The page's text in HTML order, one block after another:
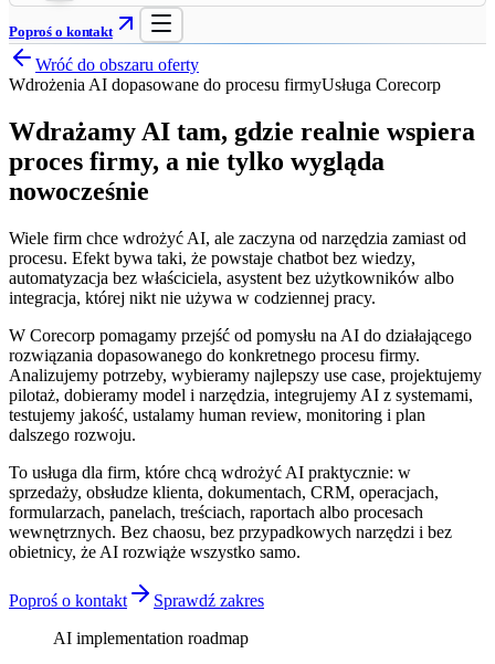
Poproś o kontakt
Wróć do obszaru oferty
Wdrożenia AI dopasowane do procesu firmyUsługa Corecorp
Wdrażamy AI tam, gdzie realnie wspiera
proces firmy, a nie tylko wygląda
nowocześnie
Wiele firm chce wdrożyć AI, ale zaczyna od narzędzia zamiast od
procesu. Efekt bywa taki, że powstaje chatbot bez wiedzy,
automatyzacja bez właściciela, asystent bez użytkowników albo
integracja, której nikt nie używa w codziennej pracy.
W Corecorp pomagamy przejść od pomysłu na AI do działającego
rozwiązania dopasowanego do konkretnego procesu firmy.
Analizujemy potrzeby, wybieramy najlepszy use case, projektujemy
pilotaż, dobieramy model i narzędzia, integrujemy AI z systemami,
testujemy jakość, ustalamy human review, monitoring i plan
dalszego rozwoju.
To usługa dla firm, które chcą wdrożyć AI praktycznie: w
sprzedaży, obsłudze klienta, dokumentach, CRM, operacjach,
formularzach, panelach, treściach, raportach albo procesach
wewnętrznych. Bez chaosu, bez przypadkowych narzędzi i bez
obietnicy, że AI rozwiąże wszystko samo.
Poproś o kontakt
Sprawdź zakres
AI implementation roadmap